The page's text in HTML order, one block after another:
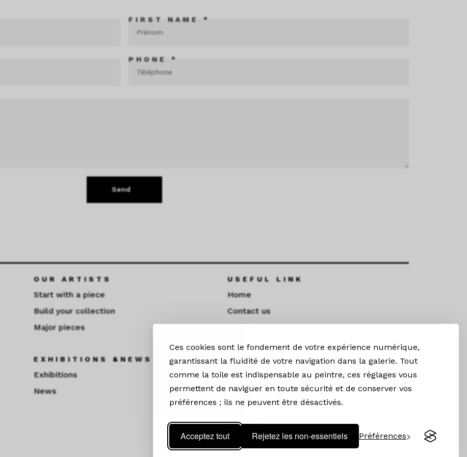
Ces cookies sont le fondement de votre expérience numérique,
garantissant la fluidité de votre navigation dans la galerie. Tout
comme la toile est indispensable au peintre, ces réglages vous
permettent de naviguer en toute sécurité et de conserver vos
préférences ; ils ne peuvent être désactivés.
Acceptez tout Rejetez les non-essentiels Préférences
FIRST NAME *
PHONE *
Send
OUR ARTISTS
Start with a piece
Build your collection
Major pieces
USEFUL LINK
Home
Contact us
Fundings
EXHIBITIONS &NEWS
Exhibitions
News
STAY CONNECTED
Newsletter